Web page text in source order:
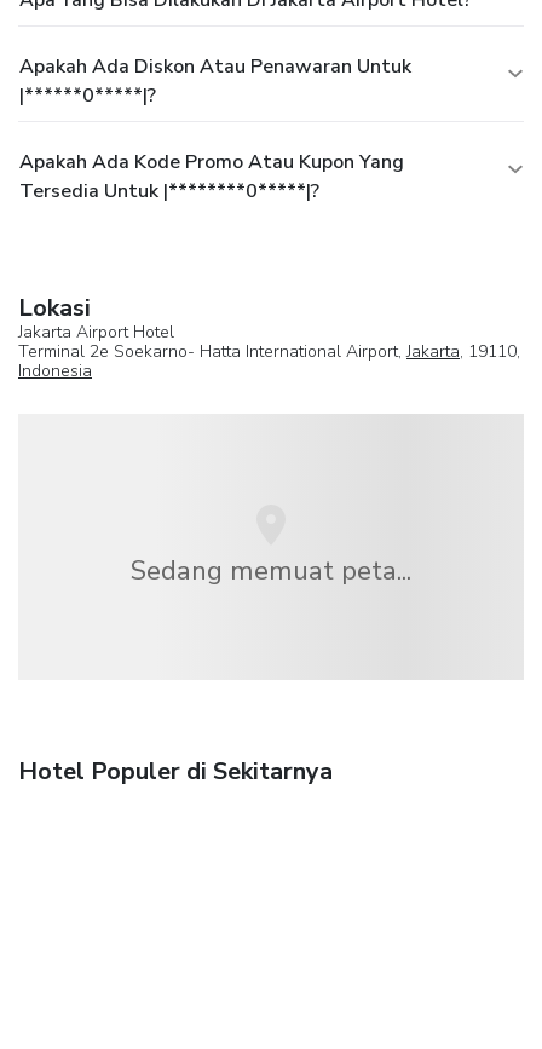
Apakah Ada Diskon Atau Penawaran Untuk
|******0*****|?
Apakah Ada Kode Promo Atau Kupon Yang
Tersedia Untuk |********0*****|?
Lokasi
Jakarta Airport Hotel
Terminal 2e Soekarno- Hatta International Airport,Jakarta, 19110,
Indonesia
Sedang memuat peta...
Hotel Populer di Sekitarnya